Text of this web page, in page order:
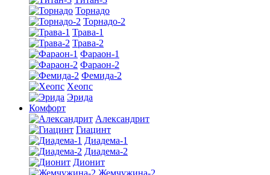
Торнадо
Торнадо-2
Трава-1
Трава-2
Фараон-1
Фараон-2
Фемида-2
Хеопс
Эрида
Комфорт
Алекcандрит
Гиацинт
Диадема-1
Диадема-2
Дионит
Жемчужина-2